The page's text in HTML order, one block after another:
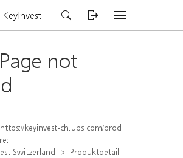
KeyInvest
not
https://keyinvest-ch.ubs.com/produkt/detail/index/isin/CH1562164439
Switzerland
Produktdetail